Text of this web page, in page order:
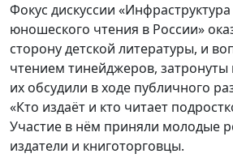
Фокус дискуссии «Инфраструктура
юношеского чтения в России»
сторону детской литературы, и
чтением тинейджеров,
их обсудили в ходе публичного
«Кто издаёт и кто читает
Участие в нём приняли молодые
издатели и книготорговцы.